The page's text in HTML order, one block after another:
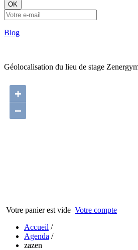
OK
Blog
Géolocalisation du lieu de stage
+
−
Votre panier est vide Votre compte
Accueil /
Agenda /
zazen